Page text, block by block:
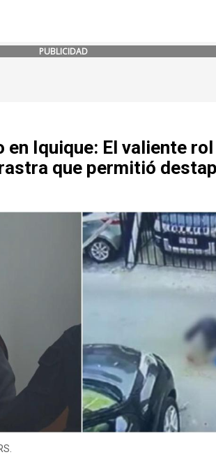
PUBLICIDAD
en Iquique: El valiente
que permitió